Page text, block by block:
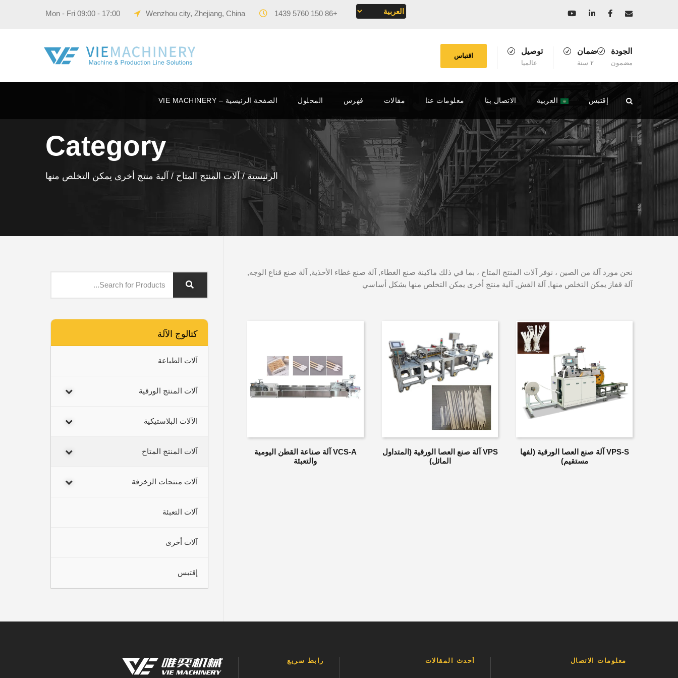
+86 150 5760 1439
Wenzhou city, Zhejiang, China
الجودة
مضمون
ضمان
٢ سنة
توصيل
عالميا
اقتباس
الصفحة الرئيسية – VIE MACHINERY المحلول فهرس مقالات معلومات عنا الاتصال بنا العربية إقتبس
Category
الرئيسية/آلات المنتج المتاح / آلية منتج أخرى يمكن التخلص منها
نحن مورد آلة من الصين ، نوفر آلات المنتج المتاح ، بما في ذلك ماكينة صنع الغطاء, آلة صنع غطاء الأحذية, آلة صنع قناع الوجه,
آلة قفاز يمكن التخلص منها, آلة القش, آلية منتج أخرى يمكن التخلص منها بشكل أساسي
VCS-A آلة صناعة القطن اليومية
والتعبئة
VPS آلة صنع العصا الورقية (المتداول
المائل)
VPS-S آلة صنع العصا الورقية (لفها
مستقيم)
كتالوج الآلة
آلات الطباعة
آلات المنتج الورقية
الآلات البلاستيكية
آلات المنتج المتاح
آلات منتجات الزخرفة
آلات التعبئة
آلات أخرى
إقتبس
رابط سريع أحدث المقالات معلومات الاتصال